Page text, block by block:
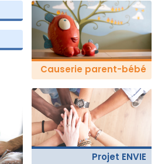
Causerie parent-bébé
Projet ENVIE